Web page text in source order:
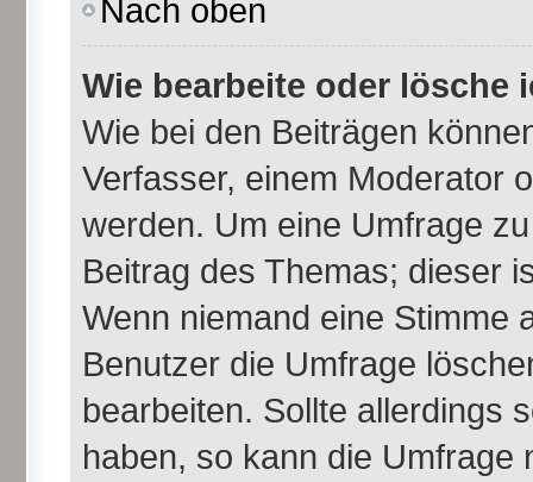
Nach oben
Wie bearbeite oder lösche
Wie bei den Beiträgen
Verfasser, einem Moderator
werden. Um eine Umfrage
Beitrag des Themas; dieser
Wenn niemand eine Stimme
Benutzer die Umfrage
bearbeiten. Sollte allerdings
haben, so kann die